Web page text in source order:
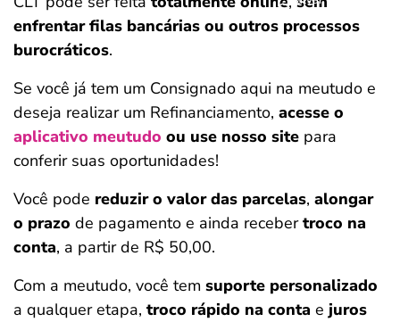
enfrentar filas bancárias ou outros processos
burocráticos.
Se você já tem um Consignado aqui na meutudo e
deseja realizar um Refinanciamento, acesse o
aplicativo meutudo ou use nosso site para
conferir suas oportunidades!
Você pode reduzir o valor das parcelas, alongar
o prazo de pagamento e ainda recebertroco na
conta, a partir de R$ 50,00.
Com a meutudo, você tem suporte personalizado
a qualquer etapa, troco rápido na conta e juros